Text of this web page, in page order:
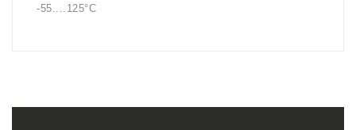
-55....125°C